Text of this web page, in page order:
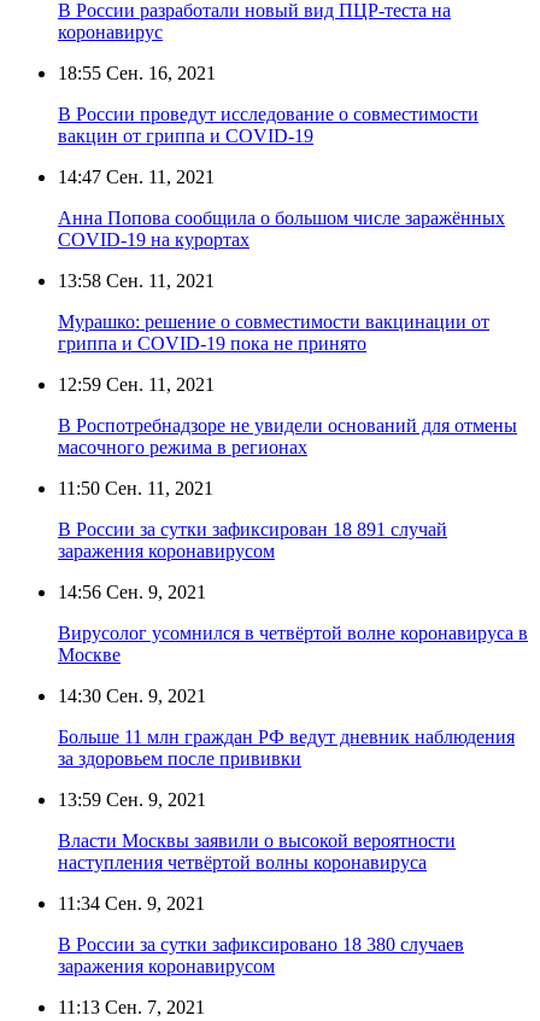
В России разработали новый вид ПЦР-теста на
коронавирус
18:55 Сен. 16, 2021
В России проведут исследование о совместимости
вакцин от гриппа и COVID-19
14:47 Сен. 11, 2021
Анна Попова сообщила о большом числе заражённых
COVID-19 на курортах
13:58 Сен. 11, 2021
Мурашко: решение о совместимости вакцинации от
гриппа и COVID-19 пока не принято
12:59 Сен. 11, 2021
В Роспотребнадзоре не увидели оснований для отмены
масочного режима в регионах
11:50 Сен. 11, 2021
В России за сутки зафиксирован 18 891 случай
заражения коронавирусом
14:56 Сен. 9, 2021
Вирусолог усомнился в четвёртой волне коронавируса в
Москве
14:30 Сен. 9, 2021
Больше 11 млн граждан РФ ведут дневник наблюдения
за здоровьем после прививки
13:59 Сен. 9, 2021
Власти Москвы заявили о высокой вероятности
наступления четвёртой волны коронавируса
11:34 Сен. 9, 2021
В России за сутки зафиксировано 18 380 случаев
заражения коронавирусом
11:13 Сен. 7, 2021